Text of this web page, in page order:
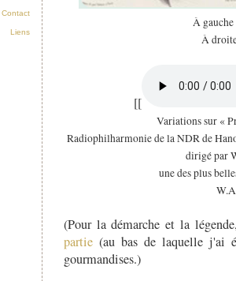
À
À
[[
Variations sur «
Radiophilharmonie de la NDR de
dirigé par
une des plus
(Pour la démarche et la
partie (au bas de laquelle j'ai
gourmandises.)
Contact
Liens